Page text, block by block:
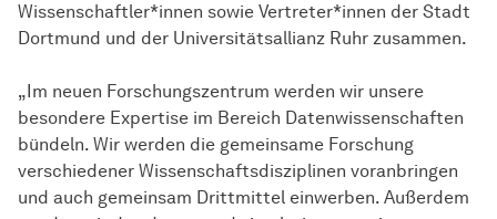
Wissenschaftler*innen sowie Vertreter*innen der Stadt
Dortmund und der Universitätsallianz Ruhr zusammen.
„Im neuen Forschungszentrum werden wir unsere
besondere Expertise im Bereich Datenwissenschaften
bündeln. Wir werden die gemeinsame Forschung
verschiedener Wissenschaftsdisziplinen voranbringen
und auch gemeinsam Drittmittel einwerben. Außerdem